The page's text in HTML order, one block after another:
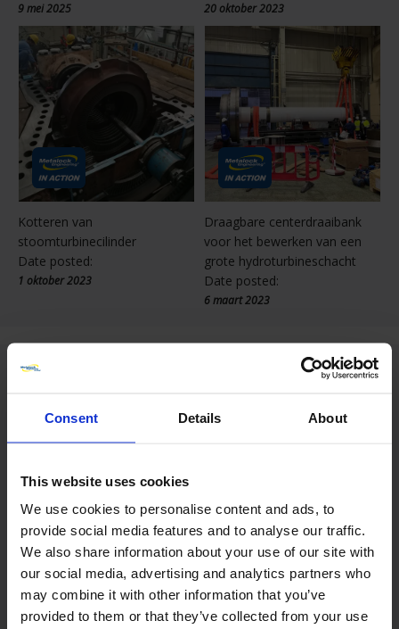
Consent Details About
This website uses cookies
We use cookies to personalise content and ads, to
provide social media features and to analyse our traffic.
We also share information about your use of our site with
our social media, advertising and analytics partners who
may combine it with other information that you’ve
provided to them or that they’ve collected from your use
9 mei 2025 20 oktober 2023
Kotteren van
stoomturbinecilinder
Date posted:
1 oktober 2023
Draagbare centerdraaibank
voor het bewerken van een
grote hydroturbineschacht
Date posted:
6 maart 2023
WIJ ZIJN 24/7 BESCHIKBAAR OM UW
VERZOEK VOOR ELKE ON SITE
MACHINALE BEWERKING TE
ONTVANGEN DIE U NODIG HEEFT
De Metalock Engineering Groep is een erkend
reparatiebedrijf voor mechanische apparatuur en
beschikt over beproefde expertise op het gebied van